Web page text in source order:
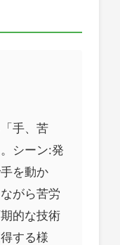
手、苦
シーン:発
を動か
がら苦労
的な技術
する様